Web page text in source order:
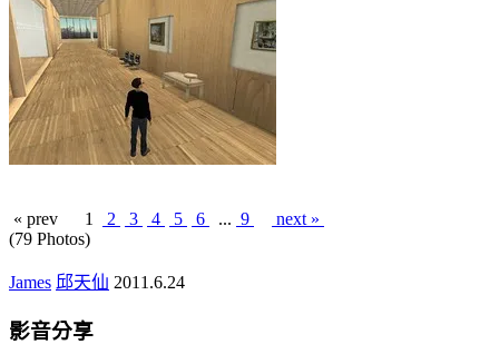
« prev 1 2 3 4 5 6 ... 9
next »
(79 Photos)
James 邱天仙 2011.6.24
影音分享